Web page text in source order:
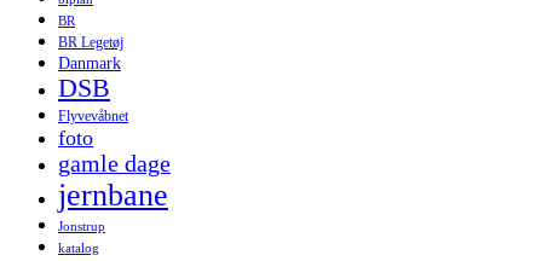
BR
BR Legetøj
Danmark
DSB
Flyvevåbnet
foto
gamle dage
jernbane
Jonstrup
katalog